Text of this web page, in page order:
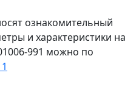
ознакомительный
и характеристики на
991 можно по